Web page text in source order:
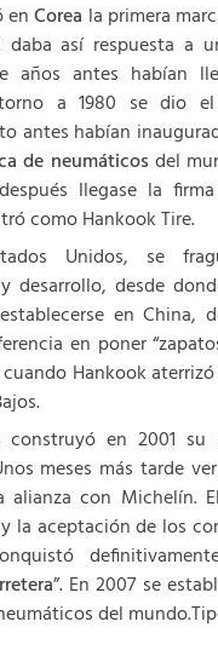
enCorea la primera
daba así respuesta a
años antes habían
a 1980 se dio
antes habían
de neumáticos del
llegase la
como Hankook Tire.
Unidos, se
desarrollo, desde
en China,
en poner
Hankook
construyó en 2001
meses más tarde
alianza con Michelín.
la aceptación de los
”. En 2007 se
del